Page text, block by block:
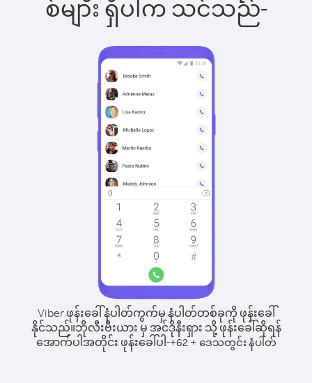
စ်များ ရှိပါက သင်သည်-
Viber ဖုန်းခေါ်နံပါတ်ကွက်မှ နံပါတ်တစ်ခုကို ဖုန်းခေါ်
နိုင်သည်။ဘိုလီးဗီးယား မှ အင်ဒိုနီးရှား သို့ ဖုန်းခေါ်ဆိုရန်
အောက်ပါအတိုင်း ဖုန်းခေါ်ပါ-+62+ ဒေသတွင်း နံပါတ်